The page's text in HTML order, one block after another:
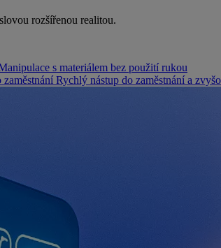
rozšířenou realitou.
s materiálem bez použití rukou
zaměstnání Rychlý nástup do zaměstnání a